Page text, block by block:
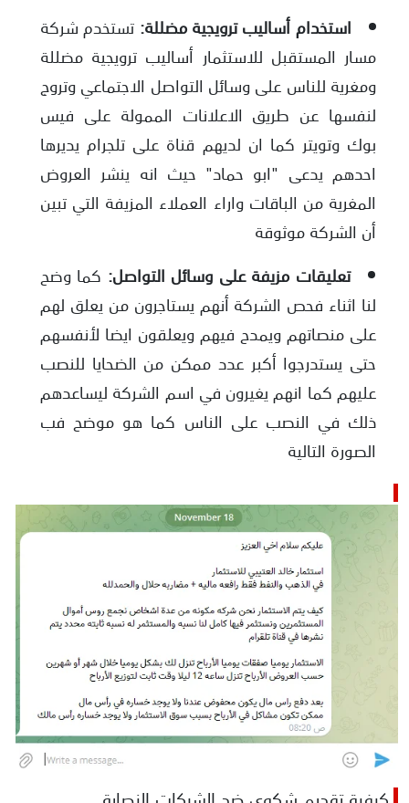
استخدام أساليب ترويجية مضللة: تستخدم شركة
مسار المستقبل للاستثمار أساليب ترويجية مضللة
ومغرية للناس على وسائل التواصل الاجتماعي وتروج
لنفسها عن طريق الاعلانات الممولة على فيس
بوك وتويتر كما ان لديهم قناة على تلجرام يديرها
احدهم يدعى "ابو حماد" حيث انه ينشر العروض
المغرية من الباقات واراء العملاء المزيفة التي تبين
أن الشركة موثوقة
تعليقات مزيفة على وسائل التواصل: كما وضح
لنا اثناء فحص الشركة أنهم يستاجرون من يعلق لهم
على منصاتهم ويمدح فيهم ويعلقون ايضا لأنفسهم
حتى يستدرجوا أكبر عدد ممكن من الضحايا للنصب
عليهم كما انهم يغيرون في اسم الشركة ليساعدهم
ذلك في النصب على الناس كما هو موضح فب
الصورة التالية